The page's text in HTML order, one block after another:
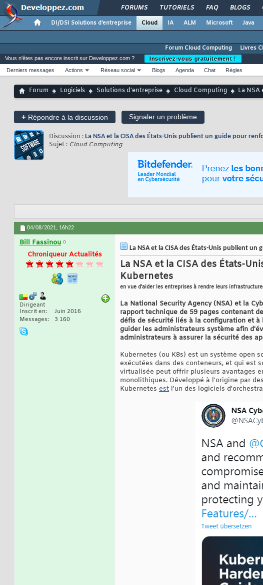
FORUMS TUTORIELS FAQ BLOGS
DI/DSI Solutions d'entreprise Cloud IA ALM Microsoft Java
Forum Cloud Computing
Livres
Vous n'êtes pas encore inscrit sur Developpez.com ?
Inscrivez-vous gratuitement !
Derniers messages
Actions Réseau social Blogs Agenda Chat Règles
Forum Logiciels Solutions d'entreprise Cloud Computing La NSA
+ Répondre à la discussion Signaler un problème
Discussion : La NSA et la CISA des États-Unis publient un guide pour
Sujet : Cloud Computing
04/08/2021, 16h22
Bill Fassinou
Chroniqueur Actualités
Dirigeant
Inscrit en
Juin 2016
Messages
3 160
La NSA et la CISA des États-Unis publient
La NSA et la CISA des États-
Kubernetes
en vue d'aider les entreprises à rendre leurs
La National Security Agency (NSA) et la
rapport technique de 59 pages contenant
défis de sécurité liés à la configuration et
guider les administrateurs système afin
administrateurs à assurer la sécurité des
Kubernetes (ou K8s) est un système open
exécutées dans des conteneurs, et qui est
virtualisée peut offrir plusieurs avantages
monolithiques. Développé à l'origine par
Kubernetes est l'un des logiciels